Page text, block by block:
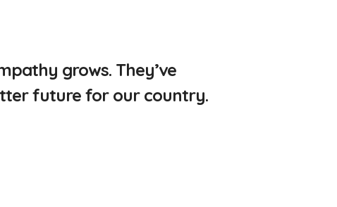
grows. They’ve
future for our country.